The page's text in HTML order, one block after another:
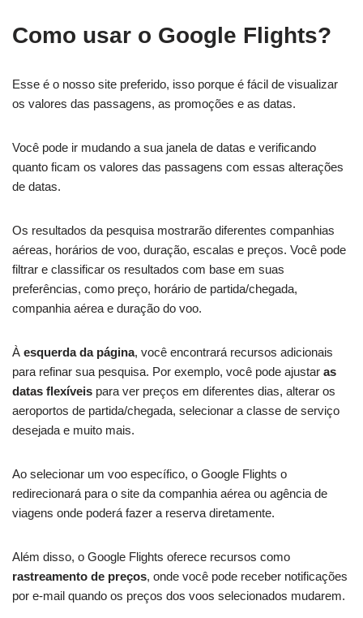
Como usar o Google Flights?
Esse é o nosso site preferido, isso porque é fácil de visualizar
os valores das passagens, as promoções e as datas.
Você pode ir mudando a sua janela de datas e verificando
quanto ficam os valores das passagens com essas alterações
de datas.
Os resultados da pesquisa mostrarão diferentes companhias
aéreas, horários de voo, duração, escalas e preços. Você pode
filtrar e classificar os resultados com base em suas
preferências, como preço, horário de partida/chegada,
companhia aérea e duração do voo.
À esquerda da página, você encontrará recursos adicionais
para refinar sua pesquisa. Por exemplo, você pode ajustar as
datas flexíveis para ver preços em diferentes dias, alterar os
aeroportos de partida/chegada, selecionar a classe de serviço
desejada e muito mais.
Ao selecionar um voo específico, o Google Flights o
redirecionará para o site da companhia aérea ou agência de
viagens onde poderá fazer a reserva diretamente.
Além disso, o Google Flights oferece recursos como
rastreamento de preços, onde você pode receber notificações
por e-mail quando os preços dos voos selecionados mudarem.